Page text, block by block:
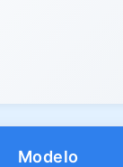
Modelo